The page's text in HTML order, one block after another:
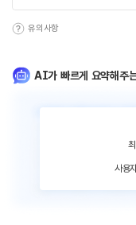
유의사항
AI가 빠르게 요약해주
사용